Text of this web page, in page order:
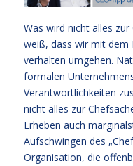
Was wird nicht alles
weiß, dass wir mit dem
verhalten umgehen.
formalen
Verantwortlichkeiten
nicht alles zur
Erheben auch
Aufschwingen des
Organisation, die